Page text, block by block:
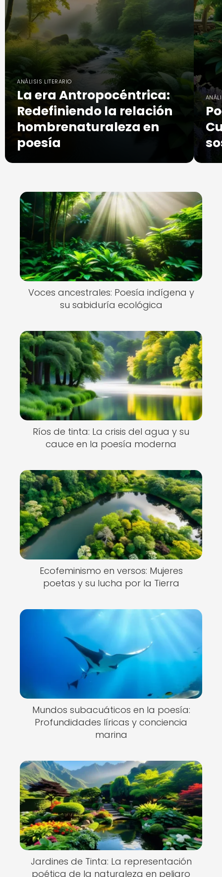
ANÁLISIS LITERARIO
La era Antropocéntrica:
Redefiniendo la relación
hombrenaturaleza en
poesía
Voces ancestrales: Poesía indígena y
su sabiduría ecológica
Ríos de tinta: La crisis del agua y su
cauce en la poesía moderna
Ecofeminismo en versos: Mujeres
poetas y su lucha por la Tierra
Mundos subacuáticos en la poesía:
Profundidades líricas y conciencia
marina
Jardines de Tinta: La representación
poética de la naturaleza en peligro